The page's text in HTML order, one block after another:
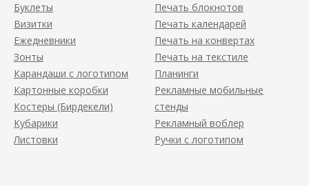
Буклеты
Визитки
Ежедневники
Зонты
Карандаши с логотипом
Картонные коробки
Костеры (Бирдекели)
Кубарики
Листовки
Печать блокнотов
Печать календарей
Печать на конвертах
Печать на текстиле
Планинги
Рекламные мобильные
стенды
Рекламный воблер
Ручки с логотипом